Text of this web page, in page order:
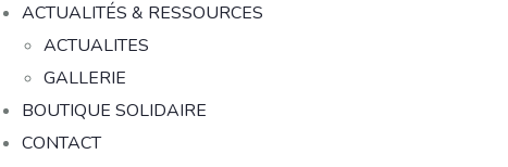
ACTUALITÉS & RESSOURCES
ACTUALITES
GALLERIE
BOUTIQUE SOLIDAIRE
CONTACT